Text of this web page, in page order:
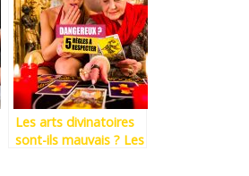
[TUTORIEL]
Les arts divinatoires
sont-ils mauvais ? Les